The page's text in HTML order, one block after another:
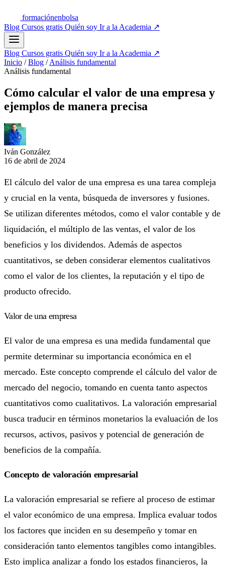
formaciónenbolsa
Blog Cursos gratis Quién soy Ir a la Academia ↗
Blog Cursos gratis Quién soy Ir a la Academia ↗
Inicio / Blog / Análisis fundamental
Análisis fundamental
Cómo calcular el valor de una empresa y
ejemplos de manera precisa
Iván González
16 de abril de 2024
El cálculo del valor de una empresa es una tarea compleja
y crucial en la venta, búsqueda de inversores y fusiones.
Se utilizan diferentes métodos, como el valor contable y de
liquidación, el múltiplo de las ventas, el valor de los
beneficios y los dividendos. Además de aspectos
cuantitativos, se deben considerar elementos cualitativos
como el valor de los clientes, la reputación y el tipo de
producto ofrecido.
Valor de una empresa
El valor de una empresa es una medida fundamental que
permite determinar su importancia económica en el
mercado. Este concepto comprende el cálculo del valor de
mercado del negocio, tomando en cuenta tanto aspectos
cuantitativos como cualitativos. La valoración empresarial
busca traducir en términos monetarios la evaluación de los
recursos, activos, pasivos y potencial de generación de
beneficios de la compañía.
Concepto de valoración empresarial
La valoración empresarial se refiere al proceso de estimar
el valor económico de una empresa. Implica evaluar todos
los factores que inciden en su desempeño y tomar en
consideración tanto elementos tangibles como intangibles.
Esto implica analizar a fondo los estados financieros, la